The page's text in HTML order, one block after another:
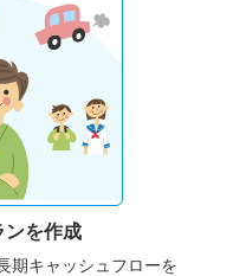
ンを作成
期キャッシュフローを